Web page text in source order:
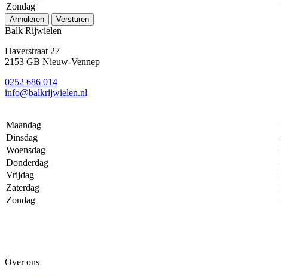
Zondag
Annuleren Versturen
Balk Rijwielen
Haverstraat 27
2153 GB Nieuw-Vennep
0252 686 014
info@balkrijwielen.nl
Maandag
Dinsdag
Woensdag
Donderdag
Vrijdag
Zaterdag
Zondag
Over ons